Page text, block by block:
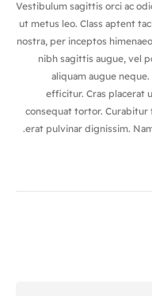
Vestibulum sagittis orci ac
ut metus leo. Class aptent
nostra, per inceptos
nibh sagittis augue, vel
aliquam augue
efficitur. Cras placerat
consequat tortor. Curabitur
erat pulvinar dignissim.